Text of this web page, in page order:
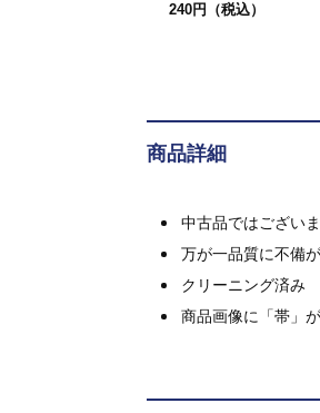
240円（税込）
商品詳細
中古品ではござい
万が一品質に不備
クリーニング済み
商品画像に「帯」